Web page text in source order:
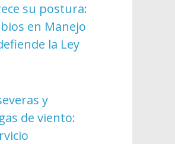
su postura:
en Manejo
la Ley
y
de viento: